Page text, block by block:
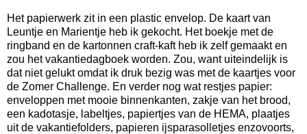
Het papierwerk zit in een plastic envelop. De kaart van
Leuntje en Marientje heb ik gekocht. Het boekje met de
ringband en de kartonnen craft-kaft heb ik zelf gemaakt en
zou het vakantiedagboek worden. Zou, want uiteindelijk is
dat niet gelukt omdat ik druk bezig was met de kaartjes voor
de Zomer Challenge. En verder nog wat restjes papier:
enveloppen met mooie binnenkanten, zakje van het brood,
een kadotasje, labeltjes, papiertjes van de HEMA, plaatjes
uit de vakantiefolders, papieren ijsparasolletjes enzovoorts,